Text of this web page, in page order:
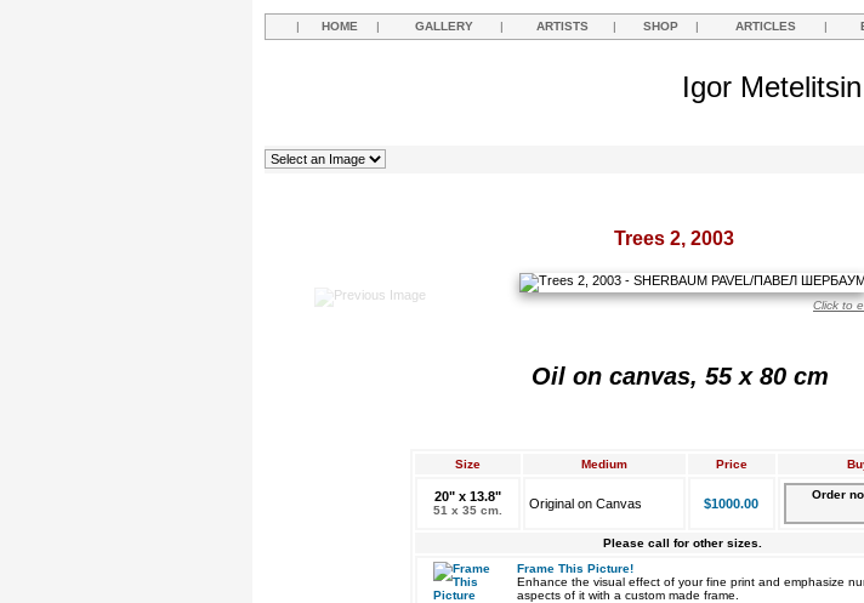
| HOME | GALLERY | ARTISTS | SHOP | ARTICLES |
Igor
Trees 2, 2003
Click to
Oil on canvas, 55 x 80 cm
Size Medium Price
20" x 13.8"
51 x 35 cm. Original on Canvas $1000.00
Order
Please call for other sizes.
Frame This Picture!
Enhance the visual effect of your fine print and emphasize
aspects of it with a custom made frame.